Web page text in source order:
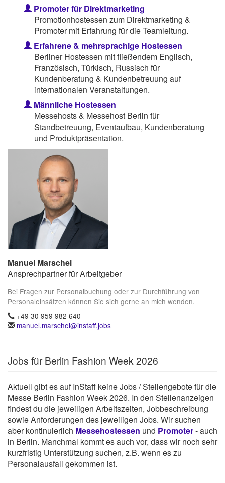
Promoter für Direktmarketing
Promotionhostessen zum Direktmarketing &
Promoter mit Erfahrung für die Teamleitung.
Erfahrene & mehrsprachige Hostessen
Berliner Hostessen mit fließendem Englisch,
Französisch, Türkisch, Russisch für
Kundenberatung & Kundenbetreuung auf
internationalen Veranstaltungen.
Männliche Hostessen
Messehosts & Messehost Berlin für
Standbetreuung, Eventaufbau, Kundenberatung
und Produktpräsentation.
Manuel Marschel
Ansprechpartner für Arbeitgeber
Bei Fragen zur Personalbuchung oder zur Durchführung von
Personaleinsätzen können Sie sich gerne an mich wenden.
+49 30 959 982 640
manuel.marschel@instaff.jobs
Jobs für Berlin Fashion Week 2026
Aktuell gibt es auf InStaff keine Jobs / Stellengebote für die
Messe Berlin Fashion Week 2026. In den Stellenanzeigen
findest du die jeweiligen Arbeitszeiten, Jobbeschreibung
sowie Anforderungen des jeweiligen Jobs. Wir suchen
aber kontinuierlich Messehostessen und Promoter- auch
in Berlin. Manchmal kommt es auch vor, dass wir noch sehr
kurzfristig Unterstützung suchen, z.B. wenn es zu
Personalausfall gekommen ist.